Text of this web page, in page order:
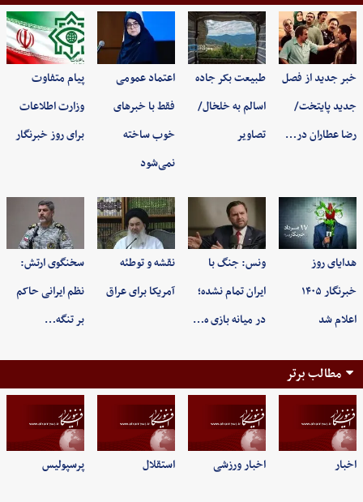
خبر جدید از فصل
جدید پایتخت/
رضا عطاران در…
طبیعت بکر جاده
اسالم به خلخال/
تصاویر
اعتماد عمومی
فقط با خبرهای
خوب ساخته
نمی‌شود
پیام متفاوت
وزارت اطلاعات
برای روز خبرنگار
هدایای روز
خبرنگار ۱۴۰۵
اعلام شد
ونس: جنگ با
ایران تمام نشده؛
در میانه بازی ه…
نقشه و توطئه
آمریکا برای عراق
سخنگوی ارتش:
نظم ایرانی حاکم
بر تنگه…
مطالب برتر
اخبار اخبار ورزشی استقلال پرسپولیس